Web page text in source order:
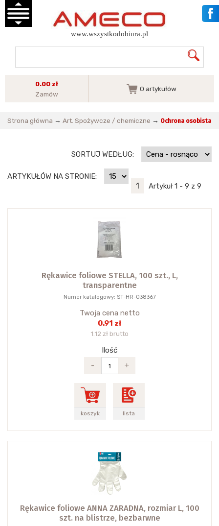
www.wszystkodobiura.pl
0.00 zł
Zamów
0 artykułów
Strona główna → Art. Spożywcze / chemiczne → Ochrona osobista
SORTUJ WEDŁUG:
ARTYKUŁÓW NA STRONIE:
1 Artykuł 1 - 9 z 9
Rękawice foliowe STELLA, 100 szt., L,
transparentne
Numer katalogowy: ST-HR-038367
Twoja cena netto
0.91 zł
1.12 zł brutto
Ilość
-
+
koszyk lista
Rękawice foliowe ANNA ZARADNA, rozmiar L, 100
szt. na blistrze, bezbarwne